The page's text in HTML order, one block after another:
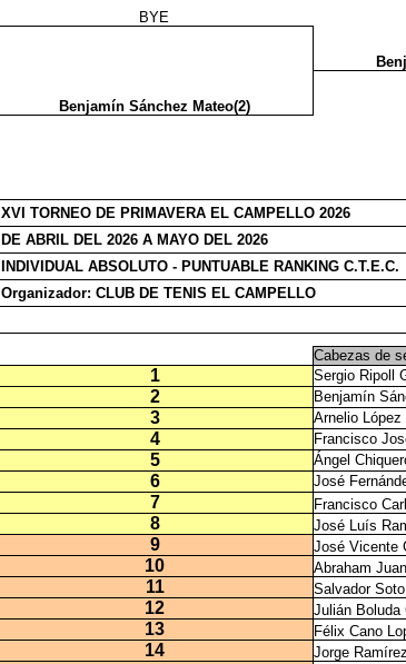
BYE
Benjamín Sánchez Mateo(2)
XVI TORNEO DE PRIMAVERA EL CAMPELLO 2026
DE ABRIL DEL 2026 A MAYO DEL 2026
INDIVIDUAL ABSOLUTO - PUNTUABLE RANKING C.T.E.C.
Organizador: CLUB DE TENIS EL CAMPELLO
Cabezas de
1 Sergio Ripoll
2 Benjamín
3 Arnelio López
4 Francisco
5 Ángel
6 José
7 Francisco
8 José Luís
9 José Vicente
10 Abraham
11 Salvador
12 Julián Boluda
13 Félix Cano
14 Jorge